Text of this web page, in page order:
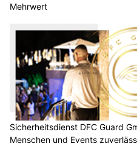
Mehrwert
Sicherheitsdienst DFC Guard
Menschen und Events